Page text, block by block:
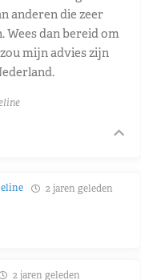
anderen die zeer
Wees dan bereid om
mijn advies zijn
2 jaren geleden
2 jaren geleden